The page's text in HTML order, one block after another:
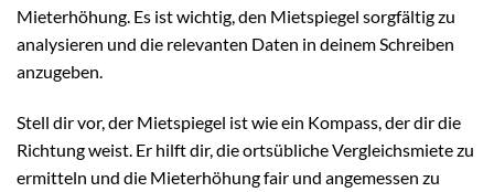
Mieterhöhung. Es ist wichtig, den Mietspiegel sorgfältig zu
analysieren und die relevanten Daten in deinem Schreiben
anzugeben.
Stell dir vor, der Mietspiegel ist wie ein Kompass, der dir die
Richtung weist. Er hilft dir, die ortsübliche Vergleichsmiete zu
ermitteln und die Mieterhöhung fair und angemessen zu